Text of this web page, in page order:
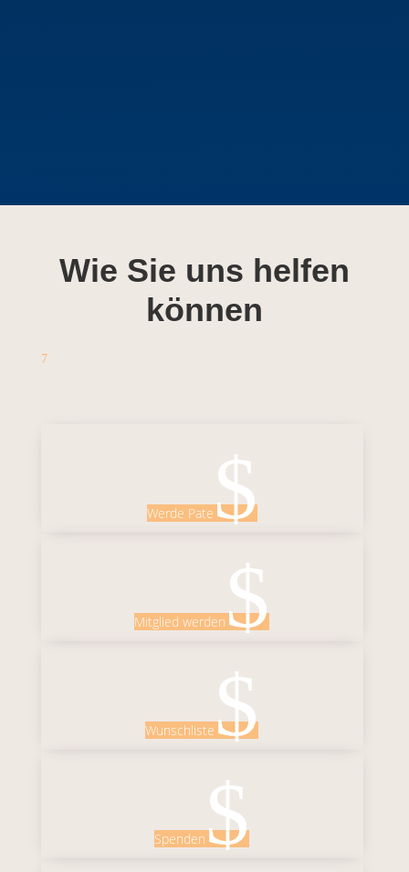
Wie Sie uns helfen
können
7
Werde Pate$
Mitglied werden$
Wunschliste$
Spenden$